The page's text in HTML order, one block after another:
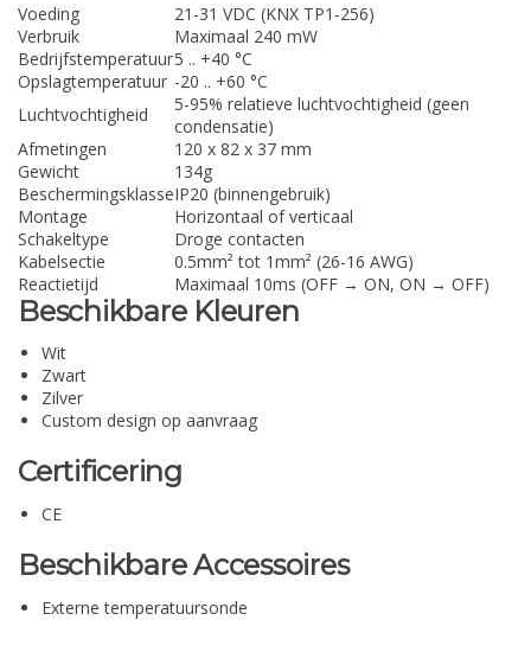
Voeding
21-31 VDC (KNX TP1-256)
Verbruik
Maximaal 240 mW
Bedrijfstemperatuur5 .. +40 °C
Opslagtemperatuur -20 .. +60 °C
Luchtvochtigheid
5-95% relatieve luchtvochtigheid (geen
condensatie)
Afmetingen
120 x 82 x 37 mm
Gewicht
134g
BeschermingsklasseIP20 (binnengebruik)
Montage
Horizontaal of verticaal
Schakeltype
Droge contacten
Kabelsectie
0.5mm² tot 1mm² (26-16 AWG)
Reactietijd
Maximaal 10ms (OFF → ON, ON → OFF)
Beschikbare Kleuren
Wit
Zwart
Zilver
Custom design op aanvraag
Certificering
CE
Beschikbare Accessoires
Externe temperatuursonde